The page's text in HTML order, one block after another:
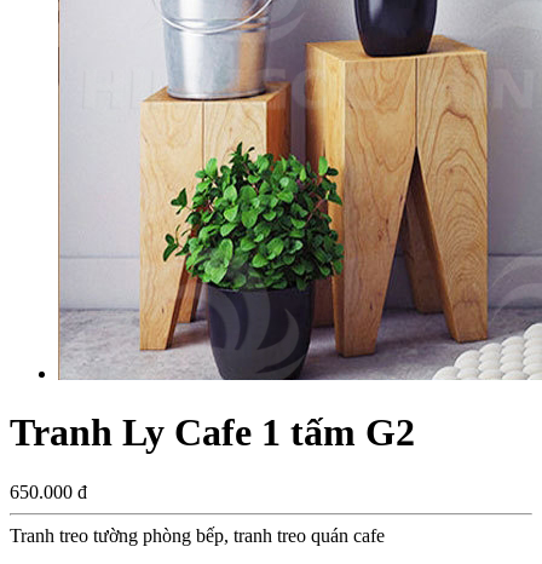
Tranh Ly Cafe 1 tấm G2
650.000 đ
Tranh treo tường phòng bếp, tranh treo quán cafe